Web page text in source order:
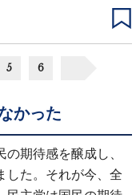
5 6
かった
期待感を醸成し、
した。それが今、全